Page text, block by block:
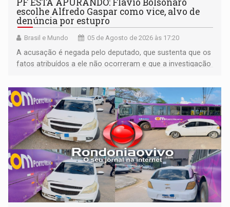
escolhe Alfredo Gaspar como vice, alvo de
denúncia por estupro
Brasil e Mundo 05 de Agosto de 2026 às 17:20
A acusação é negada pelo deputado, que sustenta que os
fatos atribuídos a ele não ocorreram e que a investigação